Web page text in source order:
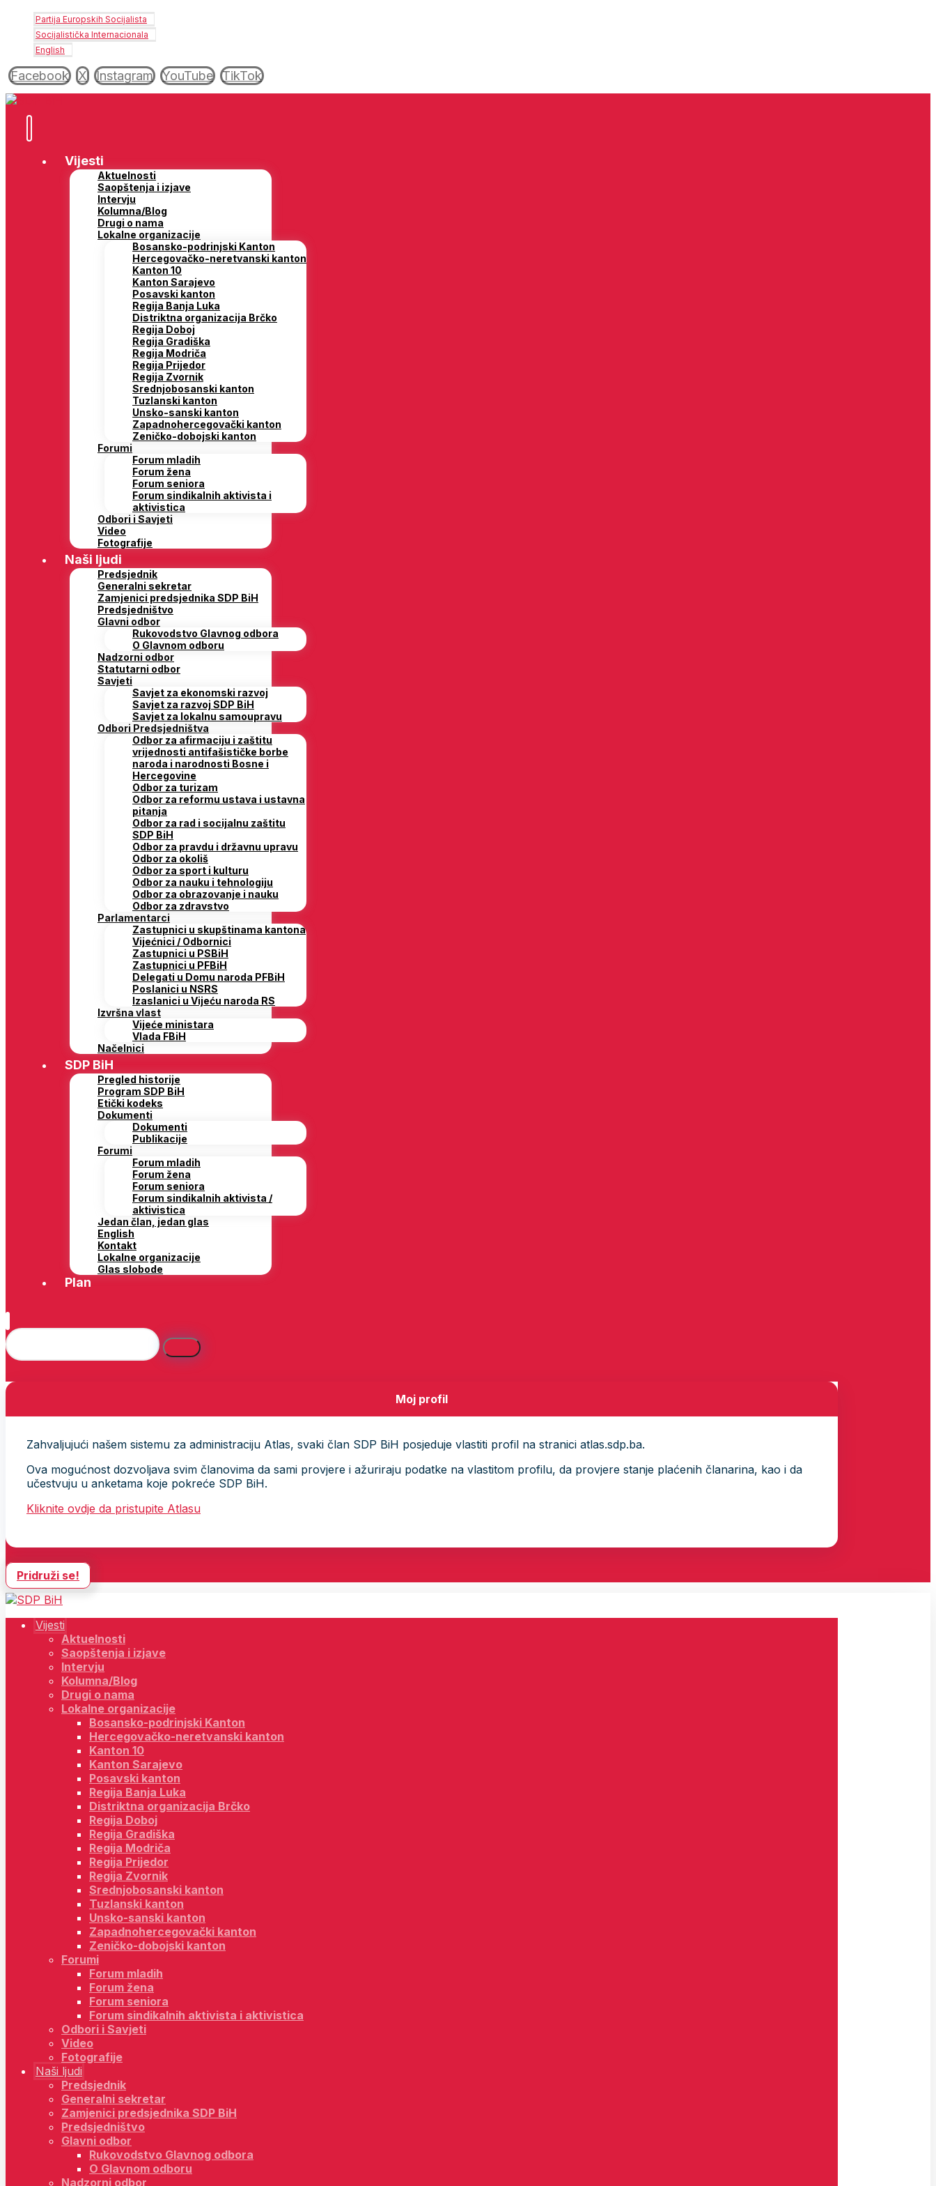
Partija Europskih Socijalista
Socijalistička Internacionala
English
Facebook X Instagram YouTube TikTok
Vijesti
Aktuelnosti
Saopštenja i izjave
Intervju
Kolumna/Blog
Drugi o nama
Lokalne organizacije
Bosansko-podrinjski Kanton
Hercegovačko-neretvanski kanton
Kanton 10
Kanton Sarajevo
Posavski kanton
Regija Banja Luka
Distriktna organizacija Brčko
Regija Doboj
Regija Gradiška
Regija Modriča
Regija Prijedor
Regija Zvornik
Srednjobosanski kanton
Tuzlanski kanton
Unsko-sanski kanton
Zapadnohercegovački kanton
Zeničko-dobojski kanton
Forumi
Forum mladih
Forum žena
Forum seniora
Forum sindikalnih aktivista i
aktivistica
Odbori i Savjeti
Video
Fotografije
Naši ljudi
Predsjednik
Generalni sekretar
Zamjenici predsjednika SDP BiH
Predsjedništvo
Glavni odbor
Rukovodstvo Glavnog odbora
O Glavnom odboru
Nadzorni odbor
Statutarni odbor
Savjeti
Savjet za ekonomski razvoj
Savjet za razvoj SDP BiH
Savjet za lokalnu samoupravu
Odbori Predsjedništva
Odbor za afirmaciju i zaštitu
vrijednosti antifašističke borbe
naroda i narodnosti Bosne i
Hercegovine
Odbor za turizam
Odbor za reformu ustava i ustavna
pitanja
Odbor za rad i socijalnu zaštitu
SDP BiH
Odbor za pravdu i državnu upravu
Odbor za okoliš
Odbor za sport i kulturu
Odbor za nauku i tehnologiju
Odbor za obrazovanje i nauku
Odbor za zdravstvo
Parlamentarci
Zastupnici u skupštinama kantona
Vijećnici / Odbornici
Zastupnici u PSBiH
Zastupnici u PFBiH
Delegati u Domu naroda PFBiH
Poslanici u NSRS
Izaslanici u Vijeću naroda RS
Izvršna vlast
Vijeće ministara
Vlada FBiH
Načelnici
SDP BiH
Pregled historije
Program SDP BiH
Etički kodeks
Dokumenti
Dokumenti
Publikacije
Forumi
Forum mladih
Forum žena
Forum seniora
Forum sindikalnih aktivista /
aktivistica
Jedan član, jedan glas
English
Kontakt
Lokalne organizacije
Glas slobode
Plan
Moj profil
Zahvaljujući našem sistemu za administraciju Atlas, svaki član SDP BiH posjeduje vlastiti profil na stranici atlas.sdp.ba.
Ova mogućnost dozvoljava svim članovima da sami provjere i ažuriraju podatke na vlastitom profilu, da provjere stanje plaćenih članarina, kao i da
učestvuju u anketama koje pokreće SDP BiH.
Kliknite ovdje da pristupite Atlasu
Pridruži se!
Vijesti
Aktuelnosti
Saopštenja i izjave
Intervju
Kolumna/Blog
Drugi o nama
Lokalne organizacije
Bosansko-podrinjski Kanton
Hercegovačko-neretvanski kanton
Kanton 10
Kanton Sarajevo
Posavski kanton
Regija Banja Luka
Distriktna organizacija Brčko
Regija Doboj
Regija Gradiška
Regija Modriča
Regija Prijedor
Regija Zvornik
Srednjobosanski kanton
Tuzlanski kanton
Unsko-sanski kanton
Zapadnohercegovački kanton
Zeničko-dobojski kanton
Forumi
Forum mladih
Forum žena
Forum seniora
Forum sindikalnih aktivista i aktivistica
Odbori i Savjeti
Video
Fotografije
Naši ljudi
Predsjednik
Generalni sekretar
Zamjenici predsjednika SDP BiH
Predsjedništvo
Glavni odbor
Rukovodstvo Glavnog odbora
O Glavnom odboru
Nadzorni odbor